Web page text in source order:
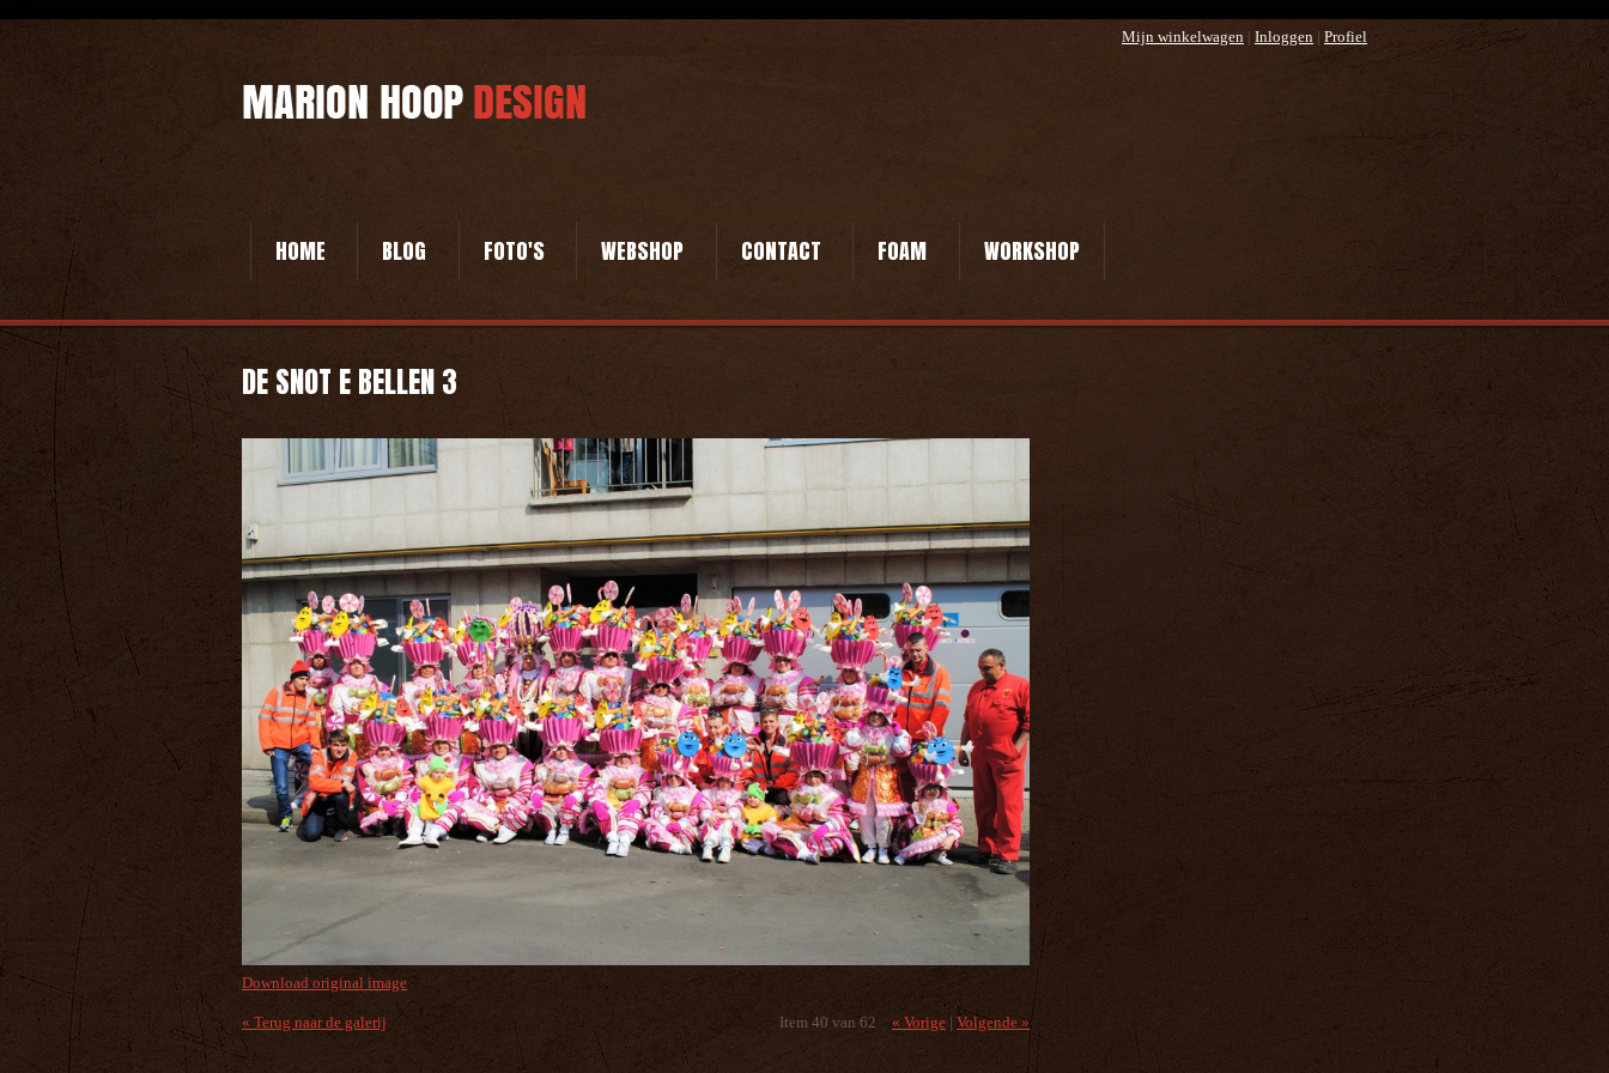
Mijn winkelwagen | Inloggen | Profiel
HOME BLOG FOTO'S WEBSHOP CONTACT FOAM WORKSHOP
DE SNOT E BELLEN 3
Download original image
« Terug naar de galerij Item 40 van 62 « Vorige | Volgende »